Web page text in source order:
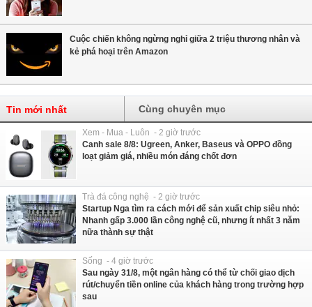
Cuộc chiến không ngừng nghỉ giữa 2 triệu thương nhân và
kẻ phá hoại trên Amazon
Tin mới nhất Cùng chuyên mục
Xem - Mua - Luôn - 2 giờ trước
Canh sale 8/8: Ugreen, Anker, Baseus và OPPO đồng
loạt giảm giá, nhiều món đáng chốt đơn
Trà đá công nghệ - 2 giờ trước
Startup Nga tìm ra cách mới để sản xuất chip siêu nhỏ:
Nhanh gấp 3.000 lần công nghệ cũ, nhưng ít nhất 3 năm
nữa thành sự thật
Sống - 4 giờ trước
Sau ngày 31/8, một ngân hàng có thể từ chối giao dịch
rút/chuyển tiền online của khách hàng trong trường hợp
sau